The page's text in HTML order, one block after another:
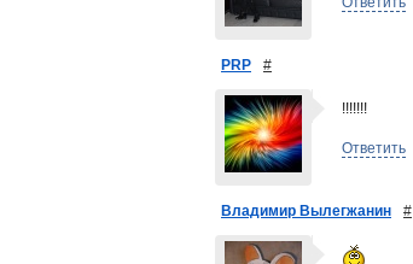
PRP #
!!!!!!!
Ответить
Владимир Вылегжанин #